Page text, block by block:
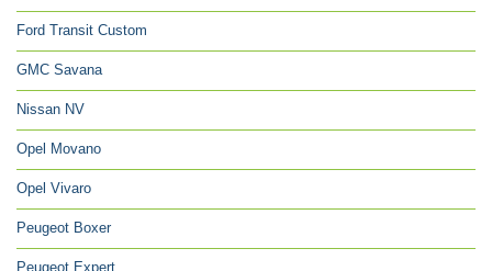
Ford Transit Custom
GMC Savana
Nissan NV
Opel Movano
Opel Vivaro
Peugeot Boxer
Peugeot Expert